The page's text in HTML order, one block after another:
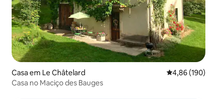
Casa em Le Châtelard Classificação
4,86 (190)
Casa no Maciço des Bauges